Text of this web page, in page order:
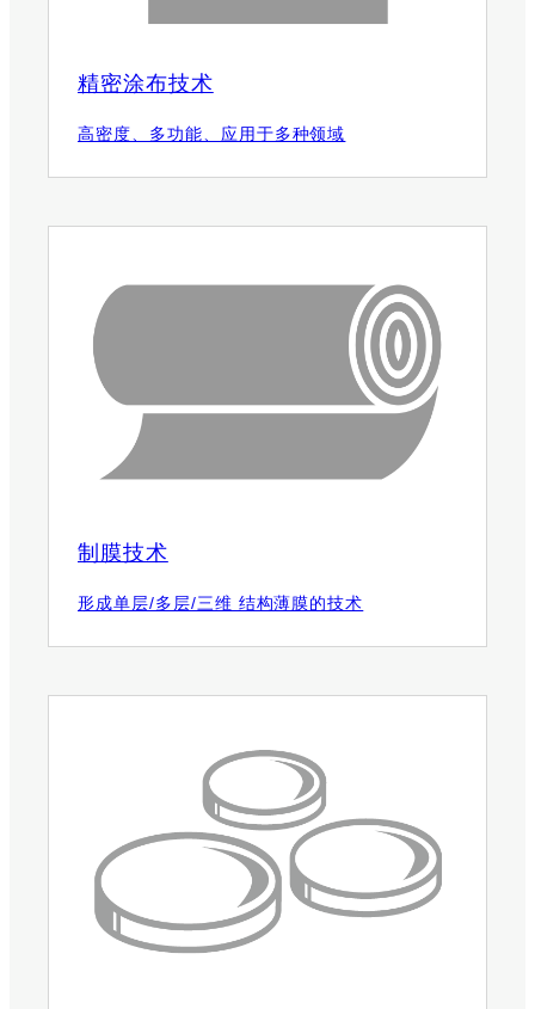
精密涂布技术
高密度、多功能、应用于多种领域
制膜技术
形成单层/多层/三维 结构薄膜的技术